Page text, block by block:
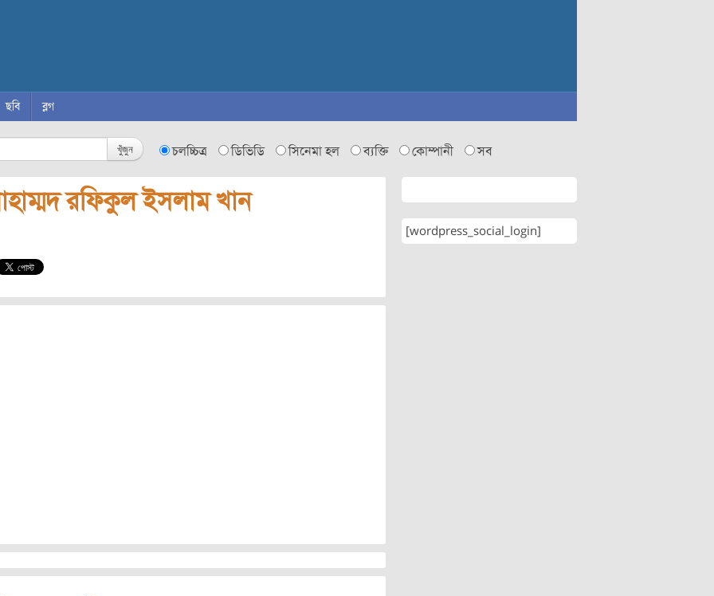
ছবি ব্লগ
খুঁজুন চলচ্চিত্র ডিভিডি সিনেমা হল ব্যক্তি কোম্পানী সব
রফিকুল ইসলাম খান
[wordpress_social_login]